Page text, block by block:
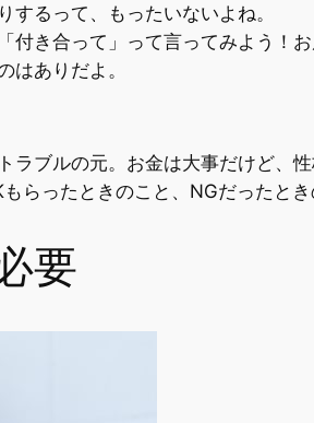
るって、もったいないよね。
付き合って」って言ってみよう！
はありだよ。
ブルの元。お金は大事だけど、
らったときのこと、NGだったと
要